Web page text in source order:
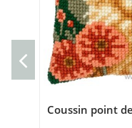
Coussin point